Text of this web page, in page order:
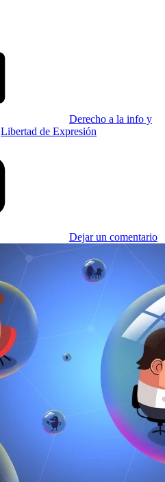
Derecho a la info y
Libertad de Expresión
Dejar un comentario